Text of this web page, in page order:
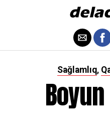
Sağlamlıq,